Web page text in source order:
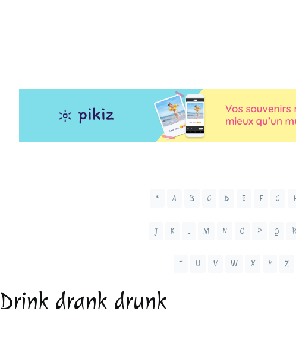
* A B C D E F G
J K L M N O P Q R
T U V W X Y Z
Drink drank drunk